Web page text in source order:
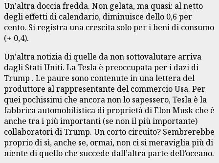
Un’altra doccia fredda. Non gelata, ma quasi: al netto
degli effetti di calendario, diminuisce dello 0,6 per
cento. Si registra una crescita solo per i beni di consumo
(+ 0,4).
Un’altra notizia di quelle da non sottovalutare arriva
dagli Stati Uniti. La Tesla è preoccupata per i dazi di
Trump . Le paure sono contenute in una lettera del
produttore al rappresentante del commercio Usa. Per
quei pochissimi che ancora non lo sapessero, Tesla è la
fabbrica automobilistica di proprietà di Elon Musk che è
anche tra i più importanti (se non il più importante)
collaboratori di Trump. Un corto circuito? Sembrerebbe
proprio di sì, anche se, ormai, non ci si meraviglia più di
niente di quello che succede dall’altra parte dell’oceano.